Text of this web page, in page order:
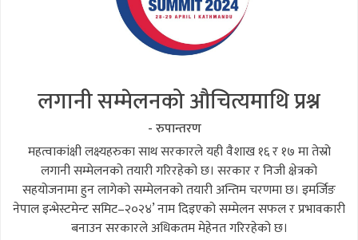
लगानी सम्मेलनको औचित्यमाथि प्रश्न
- रुपान्तरण
महत्वाकांक्षी लक्ष्यहरुका साथ सरकारले यही वैशाख १६ र १७ मा तेस्रो
लगानी सम्मेलनको तयारी गरिरहेको छ। सरकार र निजी क्षेत्रको
सहयोजनामा हुन लागेको सम्मेलनको तयारी अन्तिम चरणमा छ। इमर्जिङ
नेपाल इन्भेस्टमेन्ट समिट–२०२४’ नाम दिइएको सम्मेलन सफल र प्रभावकारी
बनाउन सरकारले अधिकतम मेहेनत गरिरहेको छ।